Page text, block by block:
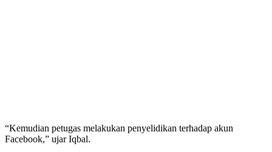
“Kemudian petugas melakukan penyelidikan terhadap akun
Facebook,” ujar Iqbal.